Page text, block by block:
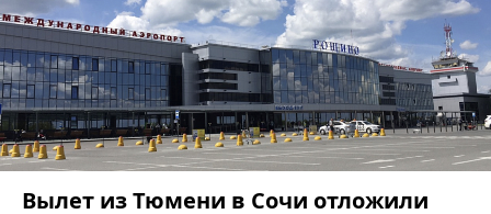
Вылет из Тюмени в Сочи отложили